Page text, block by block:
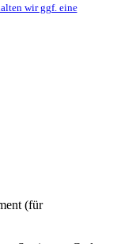
wir ggf. eine
(für